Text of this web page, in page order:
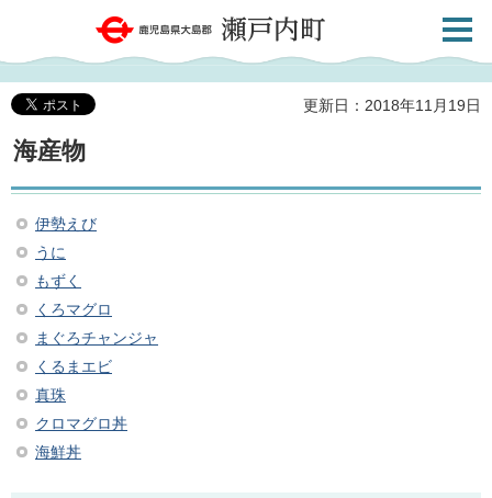
鹿児島県大島郡 瀬戸内町
共通メ
更新日：2018年11月19日
海産物
伊勢えび
うに
もずく
くろマグロ
まぐろチャンジャ
くるまエビ
真珠
クロマグロ丼
海鮮丼